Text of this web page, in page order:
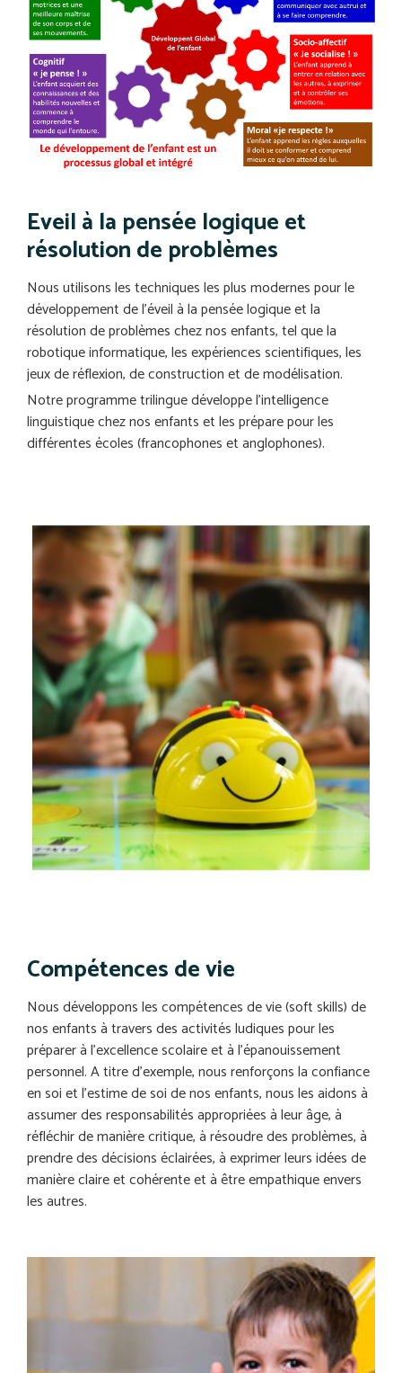
Eveil à la pensée logique et
résolution de problèmes
Nous utilisons les techniques les plus modernes pour le
développement de l’éveil à la pensée logique et la
résolution de problèmes chez nos enfants, tel que la
robotique informatique, les expériences scientifiques, les
jeux de réflexion, de construction et de modélisation.
Notre programme trilingue développe l’intelligence
linguistique chez nos enfants et les prépare pour les
différentes écoles (francophones et anglophones).
Compétences de vie
Nous développons les compétences de vie (soft skills) de
nos enfants à travers des activités ludiques pour les
préparer à l’excellence scolaire et à l’épanouissement
personnel. A titre d’exemple, nous renforçons la confiance
en soi et l’estime de soi de nos enfants, nous les aidons à
assumer des responsabilités appropriées à leur âge, à
réfléchir de manière critique, à résoudre des problèmes, à
prendre des décisions éclairées, à exprimer leurs idées de
manière claire et cohérente et à être empathique envers
les autres.